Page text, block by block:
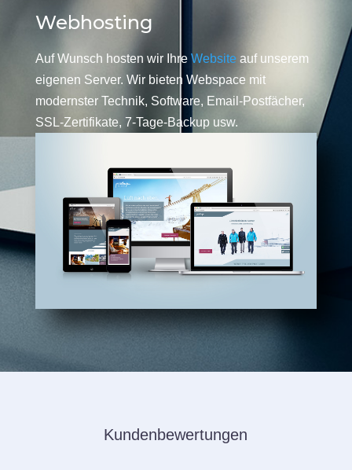
Webhosting
Auf Wunsch hosten wir Ihre Website auf unserem
eigenen Server. Wir bieten Webspace mit
modernster Technik, Software, Email-Postfächer,
SSL-Zertifikate, 7-Tage-Backup usw.
Kundenbewertungen